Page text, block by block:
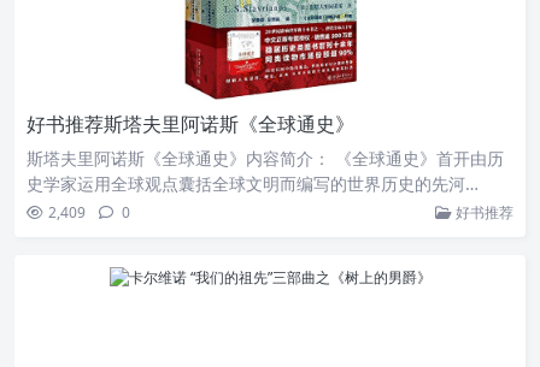
好书推荐斯塔夫里阿诺斯《全球通史》
斯塔夫里阿诺斯《全球通史》内容简介： 《全球通史》首开由历
史学家运用全球观点囊括全球文明而编写的世界历史的先河…
2,409 0 好书推荐